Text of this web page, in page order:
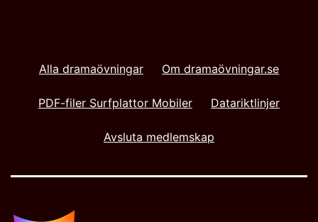
Alla dramaövningar Om dramaövningar.se
PDF-filer Surfplattor Mobiler Datariktlinjer
Avsluta medlemskap